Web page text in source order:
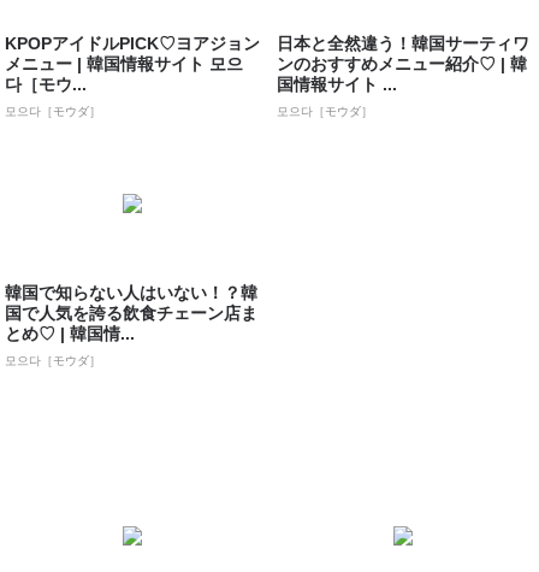
KPOPアイドルPICK♡ヨアジョン
メニュー | 韓国情報サイト 모으
다［モウ...
모으다［モウダ］
日本と全然違う！韓国サーティワ
ンのおすすめメニュー紹介♡ | 韓
国情報サイト ...
모으다［モウダ］
韓国で知らない人はいない！？韓
国で人気を誇る飲食チェーン店ま
とめ♡ | 韓国情...
모으다［モウダ］